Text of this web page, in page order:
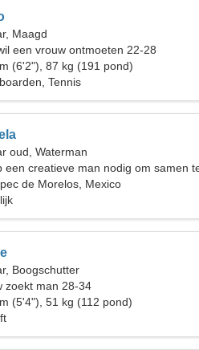
Maagd
een vrouw ontmoeten 22-28
(6'2"), 87 kg (191 pond)
Tennis
oud, Waterman
een creatieve man nodig om samen
de Morelos, Mexico
Boogschutter
zoekt man 28-34
(5'4"), 51 kg (112 pond)